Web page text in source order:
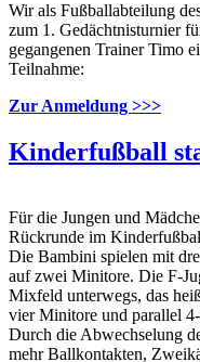
Wir als Fußballabteilung
zum 1. Gedächtnisturnier
gegangenen Trainer Timo
Teilnahme:
Zur Anmeldung >>>
Kinderfußball
Für die Jungen und
Rückrunde im
Die Bambini spielen mit
auf zwei Minitore. Die F-
Mixfeld unterwegs, das
vier Minitore und parallel
Durch die Abwechselung
mehr Ballkontakten,